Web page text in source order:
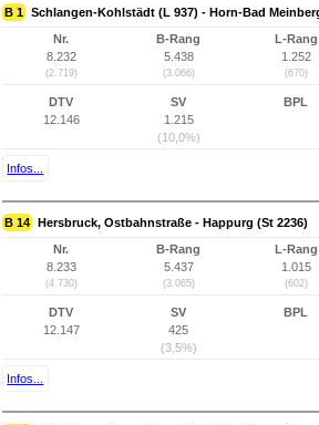
B 1 Schlangen-Kohlstädt (L 937) - Horn-Bad
Nr.
8.232
(2.719)
B-Rang
5.438
(3.066)
L-Rang
1.252
(670)
DTV
12.146
SV
1.215
(10,0%)
BPL
Infos...
B 14 Hersbruck, Ostbahnstraße - Happurg (St 2236)
Nr.
8.233
(4.730)
B-Rang
5.437
(3.065)
L-Rang
1.015
(602)
DTV
12.147
SV
425
(3,5%)
BPL
Infos...